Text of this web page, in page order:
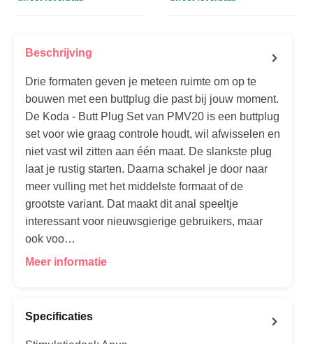
Beschrijving
Drie formaten geven je meteen ruimte om op te
bouwen met een buttplug die past bij jouw moment.
De Koda - Butt Plug Set van PMV20 is een buttplug
set voor wie graag controle houdt, wil afwisselen en
niet vast wil zitten aan één maat. De slankste plug
laat je rustig starten. Daarna schakel je door naar
meer vulling met het middelste formaat of de
grootste variant. Dat maakt dit anal speeltje
interessant voor nieuwsgierige gebruikers, maar
ook voo…
Meer informatie
Specificaties